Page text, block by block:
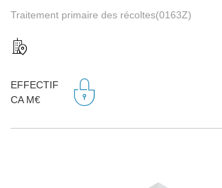
Traitement primaire des récoltes(0163Z)
EFFECTIF
CA M€